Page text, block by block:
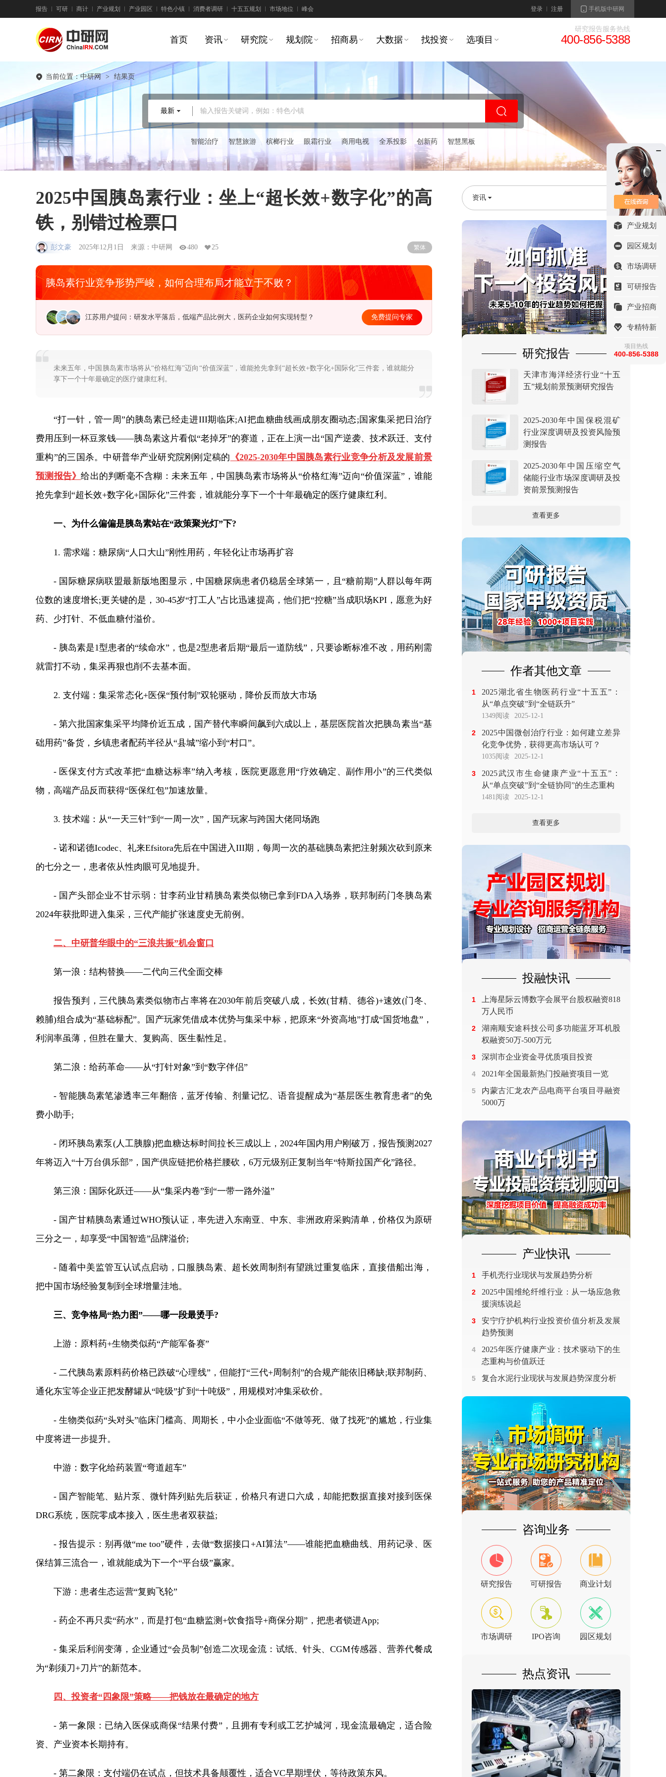
报告 可研 商计 产业规划 产业园区 特色小镇 消费者调研 十五五规划 市场地位 峰会 登录 注册 手机版中研网
首页 资讯 研究院 规划院 招商易 大数据 找投资 选项目
研究报告服务热线
400-856-5388
当前位置：中研网 > 结果页
输入报告关键词，例如：特色小镇
最新
智能治疗 智慧旅游 槟榔行业 眼霜行业 商用电视 全系投影 创新药 智慧黑板
2025中国胰岛素行业：坐上“超长效+数字化”的高
铁，别错过检票口
彭文豪 2025年12月1日 来源：中研网 480 25 繁体
胰岛素行业竞争形势严峻，如何合理布局才能立于不败？
广东用户提问：中国海洋经济走出去的新路径在哪？该如何去制定长远规划？ 免费提问专家
未来五年，中国胰岛素市场将从“价格红海”迈向“价值深蓝”，谁能抢先拿到“超长效+数字化+国际化”三件套，谁就能分
享下一个十年最确定的医疗健康红利。
“打一针，管一周”的胰岛素已经走进III期临床;AI把血糖曲线画成朋友圈动态;国家集采把日治疗
费用压到一杯豆浆钱——胰岛素这片看似“老掉牙”的赛道，正在上演一出“国产逆袭、技术跃迁、支付
重构”的三国杀。中研普华产业研究院刚刚定稿的 《2025-2030年中国胰岛素行业竞争分析及发展前景
预测报告》给出的判断毫不含糊：未来五年，中国胰岛素市场将从“价格红海”迈向“价值深蓝”，谁能
抢先拿到“超长效+数字化+国际化”三件套，谁就能分享下一个十年最确定的医疗健康红利。
一、为什么偏偏是胰岛素站在“政策聚光灯”下?
1. 需求端：糖尿病“人口大山”刚性用药，年轻化让市场再扩容
- 国际糖尿病联盟最新版地图显示，中国糖尿病患者仍稳居全球第一，且“糖前期”人群以每年两
位数的速度增长;更关键的是，30-45岁“打工人”占比迅速提高，他们把“控糖”当成职场KPI，愿意为好
药、少打针、不低血糖付溢价。
- 胰岛素是1型患者的“续命水”，也是2型患者后期“最后一道防线”，只要诊断标准不改，用药刚需
就雷打不动，集采再狠也削不去基本面。
2. 支付端：集采常态化+医保“预付制”双轮驱动，降价反而放大市场
- 第六批国家集采平均降价近五成，国产替代率瞬间飙到六成以上，基层医院首次把胰岛素当“基
础用药”备货，乡镇患者配药半径从“县城”缩小到“村口”。
- 医保支付方式改革把“血糖达标率”纳入考核，医院更愿意用“疗效确定、副作用小”的三代类似
物，高端产品反而获得“医保红包”加速放量。
3. 技术端：从“一天三针”到“一周一次”，国产玩家与跨国大佬同场跑
- 诺和诺德Icodec、礼来Efsitora先后在中国进入III期，每周一次的基础胰岛素把注射频次砍到原来
的七分之一，患者依从性肉眼可见地提升。
- 国产头部企业不甘示弱：甘李药业甘精胰岛素类似物已拿到FDA入场券，联邦制药门冬胰岛素
2024年获批即进入集采，三代产能扩张速度史无前例。
二、中研普华眼中的“三浪共振”机会窗口
第一浪：结构替换——二代向三代全面交棒
报告预判，三代胰岛素类似物市占率将在2030年前后突破八成，长效(甘精、德谷)+速效(门冬、
赖脯)组合成为“基础标配”。国产玩家凭借成本优势与集采中标，把原来“外资高地”打成“国货地盘”，
利润率虽薄，但胜在量大、复购高、医生黏性足。
第二浪：给药革命——从“打针对象”到“数字伴侣”
- 智能胰岛素笔渗透率三年翻倍，蓝牙传输、剂量记忆、语音提醒成为“基层医生教育患者”的免
费小助手;
- 闭环胰岛素泵(人工胰腺)把血糖达标时间拉长三成以上，2024年国内用户刚破万，报告预测2027
年将迈入“十万台俱乐部”，国产供应链把价格拦腰砍，6万元级别正复制当年“特斯拉国产化”路径。
第三浪：国际化跃迁——从“集采内卷”到“一带一路外溢”
- 国产甘精胰岛素通过WHO预认证，率先进入东南亚、中东、非洲政府采购清单，价格仅为原研
三分之一，却享受“中国智造”品牌溢价;
- 随着中美监管互认试点启动，口服胰岛素、超长效周制剂有望跳过重复临床，直接借船出海，
把中国市场经验复制到全球增量洼地。
三、竞争格局“热力图”——哪一段最烫手?
上游：原料药+生物类似药“产能军备赛”
- 二代胰岛素原料药价格已跌破“心理线”，但能打“三代+周制剂”的合规产能依旧稀缺;联邦制药、
通化东宝等企业正把发酵罐从“吨级”扩到“十吨级”，用规模对冲集采砍价。
- 生物类似药“头对头”临床门槛高、周期长，中小企业面临“不做等死、做了找死”的尴尬，行业集
中度将进一步提升。
中游：数字化给药装置“弯道超车”
- 国产智能笔、贴片泵、微针阵列贴先后获证，价格只有进口六成，却能把数据直接对接到医保
DRG系统，医院零成本接入，医生患者双获益;
- 报告提示：别再做“me too”硬件，去做“数据接口+AI算法”——谁能把血糖曲线、用药记录、医
保结算三流合一，谁就能成为下一个“平台级”赢家。
下游：患者生态运营“复购飞轮”
- 药企不再只卖“药水”，而是打包“血糖监测+饮食指导+商保分期”，把患者锁进App;
- 集采后利润变薄，企业通过“会员制”创造二次现金流：试纸、针头、CGM传感器、营养代餐成
为“剃须刀+刀片”的新范本。
四、投资者“四象限”策略——把钱放在最确定的地方
- 第一象限：已纳入医保或商保“结果付费”，且拥有专利或工艺护城河，现金流最确定，适合险
资、产业资本长期持有。
- 第二象限：支付端仍在试点，但技术具备颠覆性，适合VC早期埋伏，等待政策东风。
资讯
研究报告
天津市海洋经济行业“十五
五”规划前景预测研究报告
2025-2030年中国保税混矿
行业深度调研及投资风险预
测报告
2025-2030年中国压缩空气
储能行业市场深度调研及投
资前景预测报告
查看更多
作者其他文章
1
2025湖北省生物医药行业“十五五”：
从“单点突破”到“全链跃升”
1349阅读 2025-12-1
2
2025中国微创治疗行业：如何建立差异
化竞争优势，获得更高市场认可？
1035阅读 2025-12-1
3
2025武汉市生命健康产业“十五五”：
从“单点突破”到“全链协同”的生态重构
1481阅读 2025-12-1
查看更多
投融快讯
1
上海星际云博数字会展平台股权融资818
万人民币
2
湖南顺安途科技公司多功能蓝牙耳机股
权融资50万-500万元
3 深圳市企业资金寻优质项目投资
4 2021年全国最新热门投融资项目一览
5
内蒙古汇龙农产品电商平台项目寻融资
5000万
产业快讯
1 手机壳行业现状与发展趋势分析
2
2025中国维纶纤维行业：从一场应急救
援演练说起
3
安宁疗护机构行业投资价值分析及发展
趋势预测
4
2025年医疗健康产业：技术驱动下的生
态重构与价值跃迁
5 复合水泥行业现状与发展趋势深度分析
咨询业务
研究报告 可研报告 商业计划
市场调研 IPO咨询 园区规划
热点资讯
产业规划
园区规划
市场调研
可研报告
产业招商
专精特新
项目热线
400-856-5388